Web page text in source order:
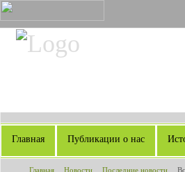
Главная Публикации о нас
Главная Новости Последние новости